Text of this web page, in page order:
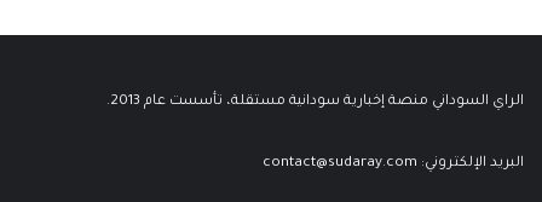
الراي السوداني منصة إخبارية سودانية مستقلة، تأسست عام 2013.
البريد الإلكتروني: contact@sudaray.com